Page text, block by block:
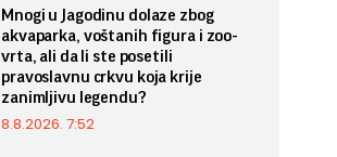
Mnogi u Jagodinu dolaze zbog
akvaparka, voštanih figura i zoo-
vrta, ali da li ste posetili
pravoslavnu crkvu koja krije
zanimljivu legendu?
8.8.2026. 7:52